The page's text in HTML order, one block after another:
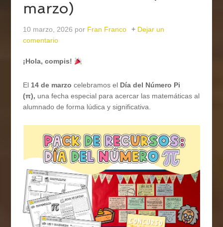
marzo)
10 marzo, 2026 por Fran Franco
Dejar un
comentario
¡Hola, compis!
El 14 de marzo celebramos el Día del Número Pi
(π), una fecha especial para acercar las matemáticas al
alumnado de forma lúdica y significativa.